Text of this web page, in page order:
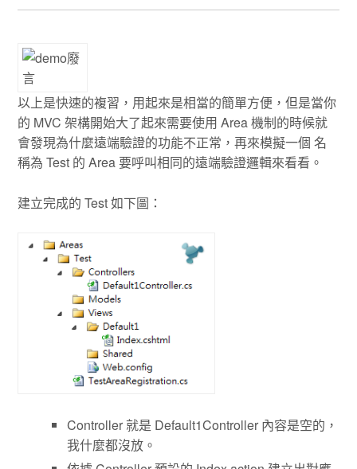
以上是快速的複習，用起來是相當的簡單方便，但是當你
的 MVC 架構開始大了起來需要使用 Area 機制的時候就
會發現為什麼遠端驗證的功能不正常，再來模擬一個 名
稱為 Test 的 Area 要呼叫相同的遠端驗證邏輯來看看。
建立完成的 Test 如下圖：
Controller 就是 Default1Controller 內容是空的，
我什麼都沒放。